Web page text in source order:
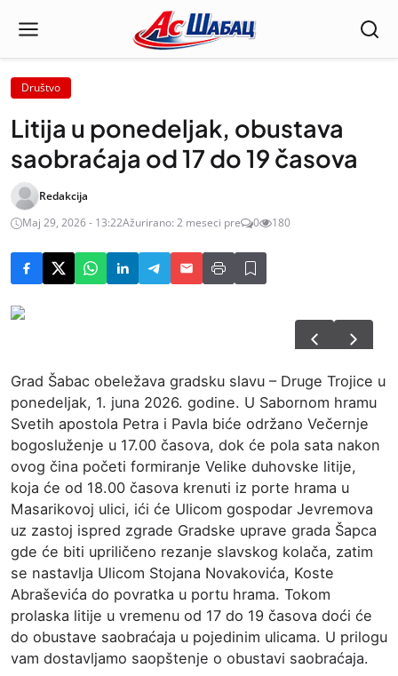
Društvo
Litija u ponedeljak, obustava
saobraćaja od 17 do 19 časova
Redakcija
Maj 29, 2026 - 13:22Ažurirano: 2 meseci pre 0 180
Grad Šabac obeležava gradsku slavu – Druge Trojice u
ponedeljak, 1. juna 2026. godine. U Sabornom hramu
Svetih apostola Petra i Pavla biće održano Večernje
bogosluženje u 17.00 časova, dok će pola sata nakon
ovog čina početi formiranje Velike duhovske litije,
koja će od 18.00 časova krenuti iz porte hrama u
Masarikovoj ulici, ići će Ulicom gospodar Jevremova
uz zastoj ispred zgrade Gradske uprave grada Šapca
gde će biti upriličeno rezanje slavskog kolača, zatim
se nastavlja Ulicom Stojana Novakovića, Koste
Abraševića do povratka u portu hrama. Tokom
prolaska litije u vremenu od 17 do 19 časova doći će
do obustave saobraćaja u pojedinim ulicama. U prilogu
vam dostavljamo saopštenje o obustavi saobraćaja.